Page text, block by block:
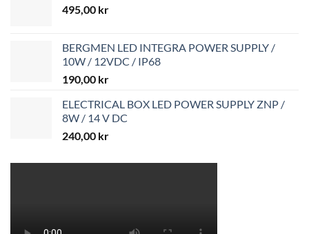
495,00 kr
BERGMEN LED INTEGRA POWER SUPPLY /
10W / 12VDC / IP68
190,00 kr
ELECTRICAL BOX LED POWER SUPPLY ZNP /
8W / 14 V DC
240,00 kr